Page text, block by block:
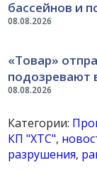
08.08.2026
бассейнов и
08.08.2026
«Товар»
подозревают
Категории:
КП "ХТС",
разрушения,